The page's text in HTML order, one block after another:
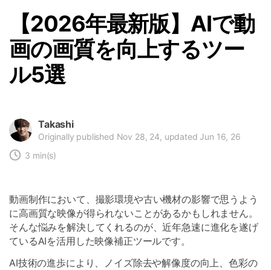
【2026年最新版】AIで動
画の画質を向上するツー
ル5選
Takashi
Originally published Nov 28, 24, updated Jun 16, 26
3 min(s)
動画制作において、撮影環境や古い機材の影響で思うよう
に高画質な映像が得られないことがあるかもしれません。
そんな悩みを解決してくれるのが、近年急速に進化を遂げ
ているAIを活用した映像補正ツールです。
AI技術の進歩により、ノイズ除去や解像度の向上、色彩の